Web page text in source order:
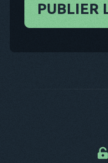
PUBLIER